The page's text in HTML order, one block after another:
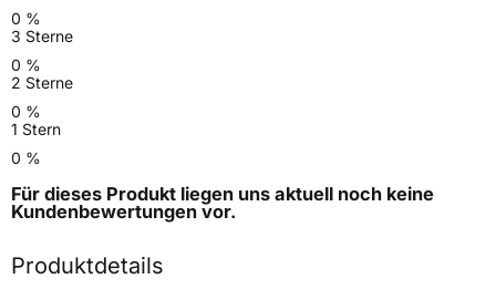
0 %
3 Sterne
0 %
2 Sterne
0 %
1 Stern
0 %
Für dieses Produkt liegen uns aktuell noch keine
Kundenbewertungen vor.
Produktdetails